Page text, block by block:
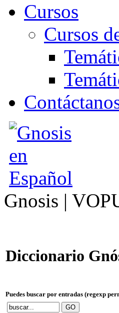
Cursos
Cursos
Gnosis |
Diccionario
Puedes buscar por entradas (regexp